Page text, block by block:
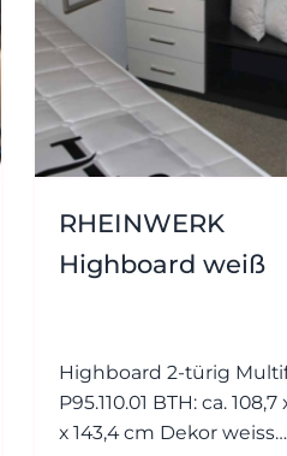
RHEINWERK
Highboard weiß
Highboard 2-türig Multiflex -
P95.110.01 BTH: ca. 108,7 x 38,4
x 143,4 cm Dekor weiss